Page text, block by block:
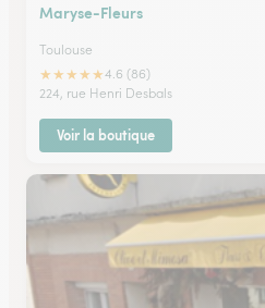
Maryse-Fleurs
Toulouse
★★★★★4.6 (86)
224, rue Henri Desbals
Voir la boutique